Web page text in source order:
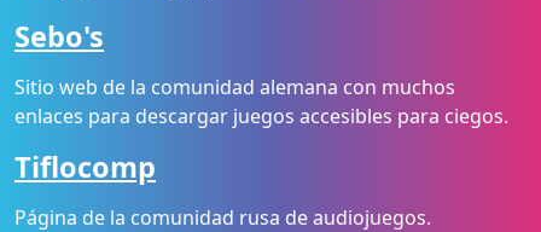
Sebo's
Sitio web de la comunidad alemana con muchos
enlaces para descargar juegos accesibles para ciegos.
Tiflocomp
Página de la comunidad rusa de audiojuegos.